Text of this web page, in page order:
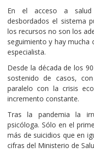
En el acceso a salud
desbordados el sistema
los recursos no son los
seguimiento y hay mucha
especialista.
Desde la década de los
sostenido de casos,
paralelo con la crisis
incremento constante.
Tras la pandemia la
psicóloga. Sólo en el
más de suicidios que en
cifras del Ministerio de